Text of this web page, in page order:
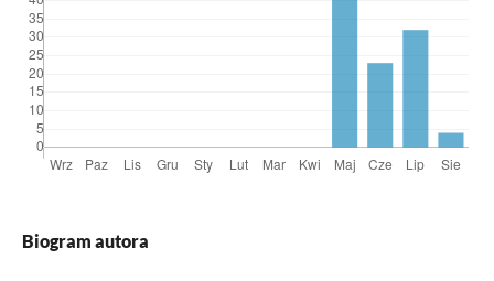
Biogram autora